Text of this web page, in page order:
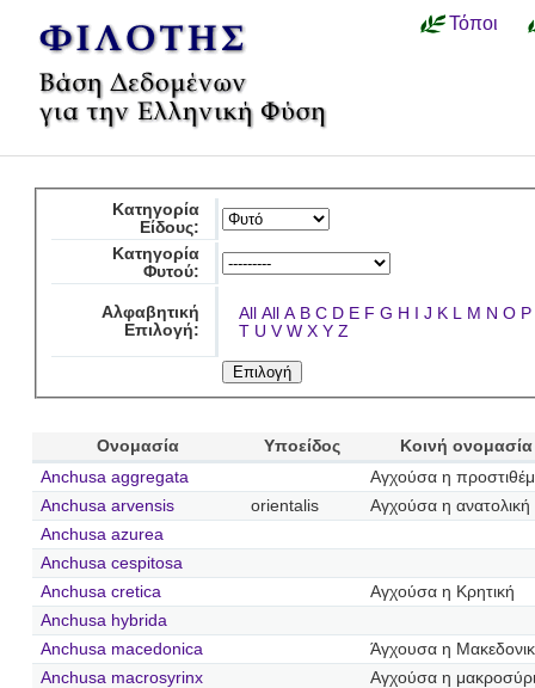
Τόποι
Κατηγορία
Είδους:
Κατηγορία
Φυτού:
Αλφαβητική
Επιλογή:
All All A B C D E F G H I J K L M N O P
T U V W X Y Z
Ονομασία Υποείδος
Κοινή ονομασία
Anchusa aggregata
Αγχούσα η
Anchusa arvensis
orientalis
Αγχούσα η ανατολική
Anchusa azurea
Anchusa cespitosa
Anchusa cretica
Αγχούσα η Κρητική
Anchusa hybrida
Anchusa macedonica
Άγχουσα η
Anchusa macrosyrinx
Αγχούσα η